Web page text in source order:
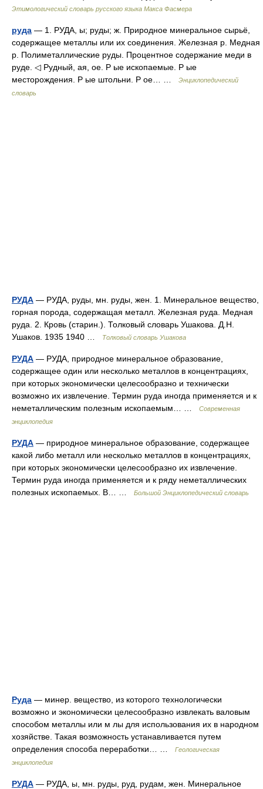
Этимологический словарь русского языка Макса Фасмера
руда — 1. РУДА, ы; руды; ж. Природное минеральное сырьё,
содержащее металлы или их соединения. Железная р. Медная
р. Полиметаллические руды. Процентное содержание меди в
руде. ◁ Рудный, ая, ое. Р ые ископаемые. Р ые
месторождения. Р ые штольни. Р ое… …
Энциклопедический
словарь
РУДА — РУДА, руды, мн. руды, жен. 1. Минеральное вещество,
горная порода, содержащая металл. Железная руда. Медная
руда. 2. Кровь (старин.). Толковый словарь Ушакова. Д.Н.
Ушаков. 1935 1940 …
Толковый словарь Ушакова
РУДА — РУДА, природное минеральное образование,
содержащее один или несколько металлов в концентрациях,
при которых экономически целесообразно и технически
возможно их извлечение. Термин руда иногда применяется и к
неметаллическим полезным ископаемым… …
Современная
энциклопедия
РУДА — природное минеральное образование, содержащее
какой либо металл или несколько металлов в концентрациях,
при которых экономически целесообразно их извлечение.
Термин руда иногда применяется и к ряду неметаллических
полезных ископаемых. В… …
Большой Энциклопедический словарь
Руда — минер. вещество, из которого технологически
возможно и экономически целесообразно извлекать валовым
способом металлы или м лы для использования их в народном
хозяйстве. Такая возможность устанавливается путем
определения способа переработки… …
Геологическая
энциклопедия
РУДА — РУДА, ы, мн. руды, руд, рудам, жен. Минеральное